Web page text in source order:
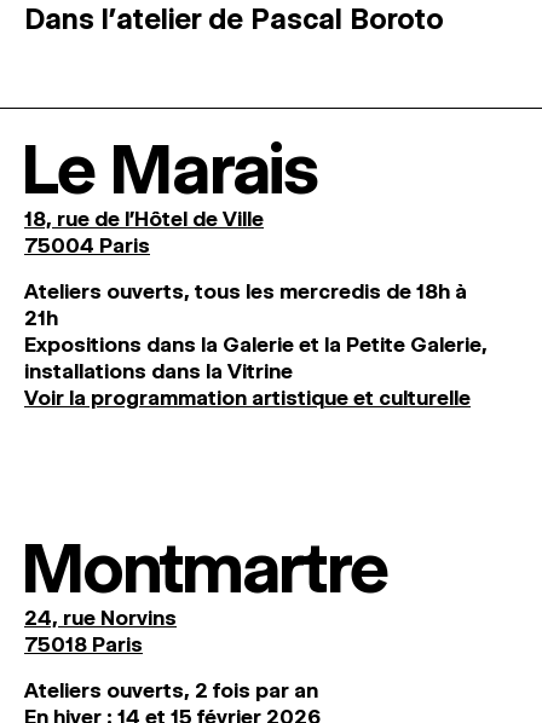
Dans l’atelier de Pascal Boroto
Le Marais
18, rue de l'Hôtel de Ville
75004 Paris
Ateliers ouverts, tous les mercredis de 18h à
21h
Expositions dans la Galerie et la Petite Galerie,
installations dans la Vitrine
Voir la programmation artistique et culturelle
Montmartre
24, rue Norvins
75018 Paris
Ateliers ouverts, 2 fois par an
En hiver : 14 et 15 février 2026